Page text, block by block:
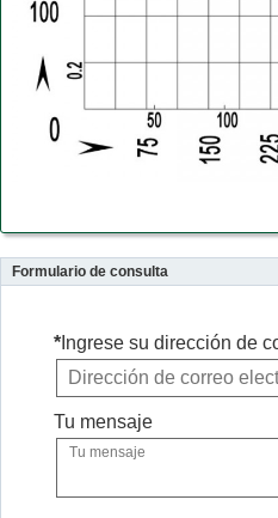
Formulario de consulta
* Ingrese su dirección de
Tu mensaje